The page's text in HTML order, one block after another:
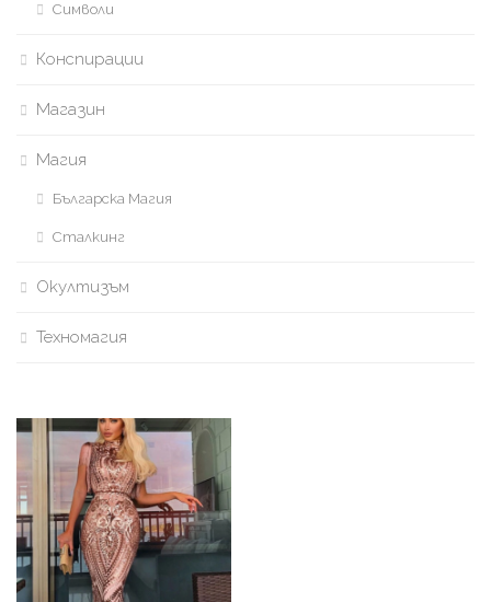
Символи
Конспирации
Магазин
Магия
Българска Магия
Сталкинг
Окултизъм
Техномагия